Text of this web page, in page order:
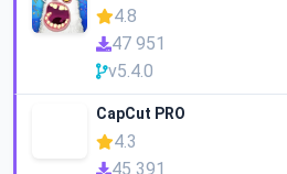
4.8
47 951
v5.4.0
CapCut PRO
4.3
45 391